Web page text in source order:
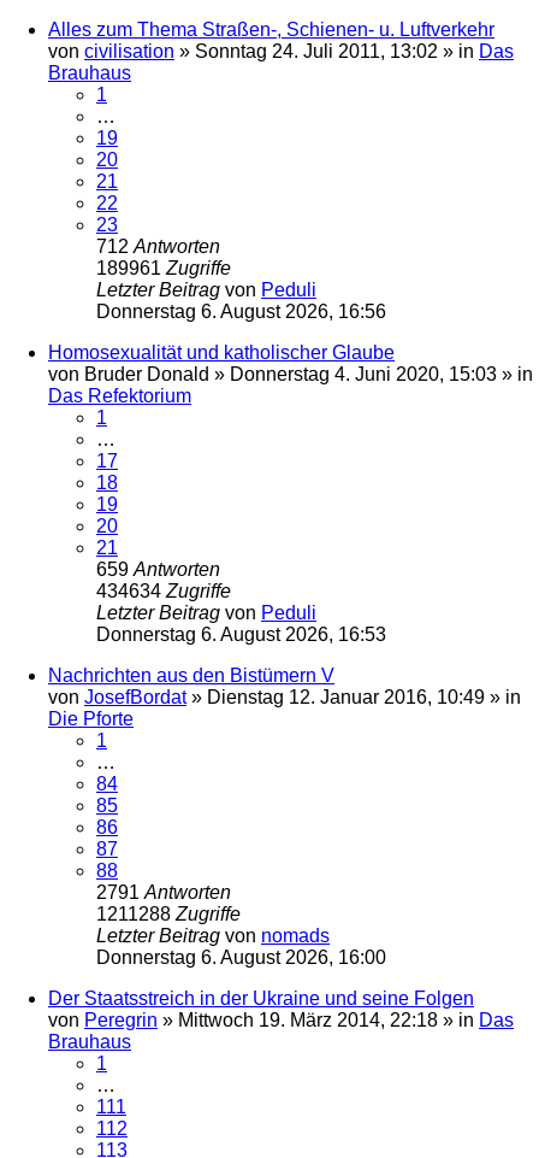
Alles zum Thema Straßen-, Schienen- u. Luftverkehr
von civilisation » Sonntag 24. Juli 2011, 13:02 » in Das
Brauhaus
1
…
19
20
21
22
23
712 Antworten
189961 Zugriffe
Letzter Beitrag von Peduli
Donnerstag 6. August 2026, 16:56
Homosexualität und katholischer Glaube
von Bruder Donald » Donnerstag 4. Juni 2020, 15:03 » in
Das Refektorium
1
…
17
18
19
20
21
659 Antworten
434634 Zugriffe
Letzter Beitrag von Peduli
Donnerstag 6. August 2026, 16:53
Nachrichten aus den Bistümern V
von JosefBordat» Dienstag 12. Januar 2016, 10:49 » in
Die Pforte
1
…
84
85
86
87
88
2791 Antworten
1211288 Zugriffe
Letzter Beitrag von nomads
Donnerstag 6. August 2026, 16:00
Der Staatsstreich in der Ukraine und seine Folgen
von Peregrin » Mittwoch 19. März 2014, 22:18 » in Das
Brauhaus
1
…
111
112
113